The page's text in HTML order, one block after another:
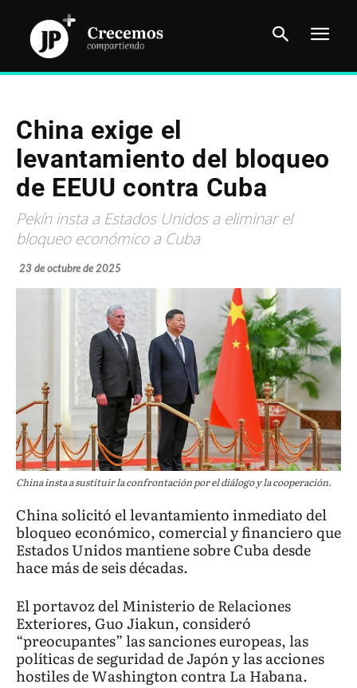
China exige el
levantamiento del bloqueo
de EEUU contra Cuba
Pekín insta a Estados Unidos a eliminar el
bloqueo económico a Cuba
23 de octubre de 2025
China insta a sustituir la confrontación por el diálogo y la cooperación.
China solicitó el levantamiento inmediato del
bloqueo económico, comercial y financiero que
Estados Unidos mantiene sobre Cuba desde
hace más de seis décadas.
El portavoz del Ministerio de Relaciones
Exteriores, Guo Jiakun, consideró
“preocupantes” las sanciones europeas, las
políticas de seguridad de Japón y las acciones
hostiles de Washington contra La Habana.